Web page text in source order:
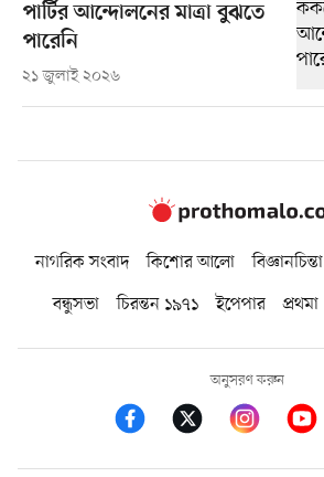
পার্টির আন্দোলনের মাত্রা বুঝতে
পারেনি
২১ জুলাই ২০২৬
নাগরিক সংবাদ কিশোর আলো বিজ্ঞানচিন্তা
বন্ধুসভা
চিরন্তন ১৯৭১ ইপেপার প্রথমা
অনুসরণ করুন